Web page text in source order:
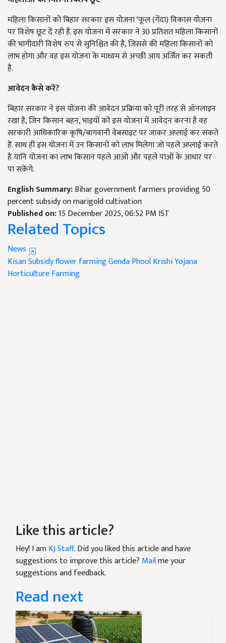
महिला किसानों को बिहार सरकार इस योजना ‘फूल (गेंदा) विकास योजना
पर विशेष छूट दें रही हैं. इस योजना में सरकार ने 30 प्रतिशत महिला किसानों
की भागीदारी विशेष रुप से सुनिश्चित की है, जिससे की महिला किसानों को
लाभ होगा और वह इस योजना के माध्यम से अच्छी आय अर्जित कर सकती
है.
आवेदन कैसे करें?
बिहार सरकार ने इस योजना की आवेदन प्रक्रिया को पूरी तरह से ऑनलाइन
रखा है, जिन किसान बहन, भाइयों को इस योजना में आवेदन करना है वह
सरकारी आधिकारिक कृषि/बागवानी वेबसाइट पर जाकर अप्लाई कर सकते
हैं. साथ ही इस योजना में उन किसानों को लाभ मिलेगा जो पहले अप्लाई करते
हैं यानि योजना का लाभ किसान पहले आओ और पहले पाओं के आधार पर
पा सकेंगे.
English Summary:Bihar government farmers providing 50
percent subsidy on marigold cultivation
Published on:15 December 2025, 06:52 PM IST
Related Topics
News
Kisan Subsidyflower farmingGenda PhoolKrishi Yojana
Horticulture Farming
Like this article?
Hey! I amKJ Staff. Did you liked this article and have
suggestions to improve this article? Mailme your
suggestions and feedback.
Read next